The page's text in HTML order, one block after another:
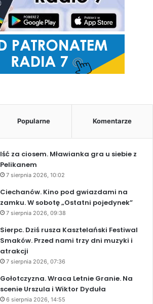
Popularne Komentarze
Iść za ciosem. Mławianka gra u siebie z
Pelikanem
7 sierpnia 2026, 10:02
Ciechanów. Kino pod gwiazdami na
zamku. W sobotę „Ostatni pojedynek”
7 sierpnia 2026, 09:38
Sierpc. Dziś rusza Kasztelański Festiwal
Smaków. Przed nami trzy dni muzyki i
atrakcji
7 sierpnia 2026, 07:36
Gołotczyzna. Wraca Letnie Granie. Na
scenie Urszula i Wiktor Dyduła
6 sierpnia 2026, 14:55